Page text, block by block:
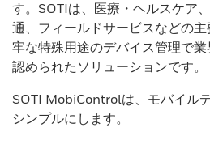
す。SOTIは、医療・ヘルスケア
通、フィールドサービスなどの
牢な特殊用途のデバイス管理で
認められたソリューションです。
SOTI MobiControlは、モバイル
シンプルにします。